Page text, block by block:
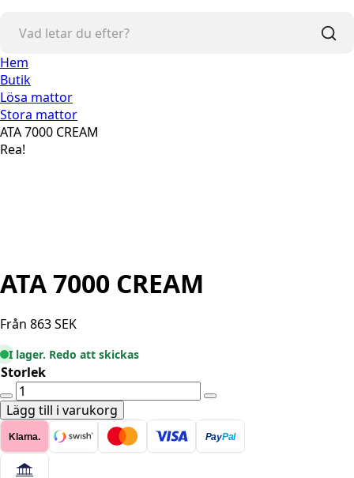
Hem
Butik
Lösa mattor
Stora mattor
ATA 7000 CREAM
Rea!
ATA 7000 CREAM
Från 863SEK
I lager. Redo att skickas
Storlek
ATA
7000
CREAM
mängd
Lägg till i varukorg
Klarna. PayPal